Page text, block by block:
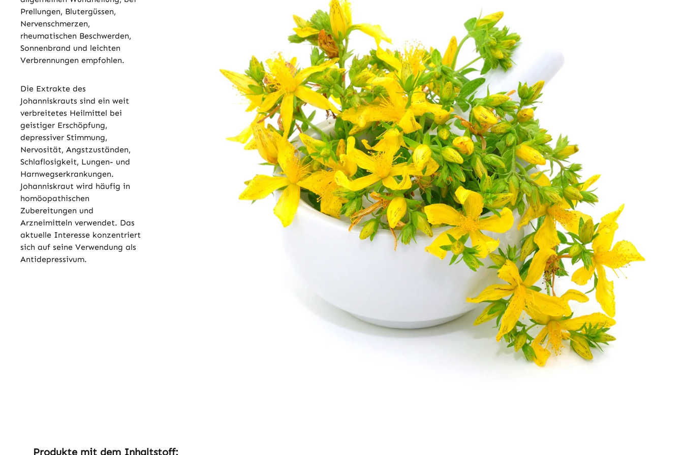
Prellungen, Blutergüssen,
Nervenschmerzen,
rheumatischen Beschwerden,
Sonnenbrand und leichten
Verbrennungen empfohlen.
Die Extrakte des
Johanniskrauts sind ein weit
verbreitetes Heilmittel bei
geistiger Erschöpfung,
depressiver Stimmung,
Nervosität, Angstzuständen,
Schlaflosigkeit, Lungen- und
Harnwegserkrankungen.
Johanniskraut wird häufig in
homöopathischen
Zubereitungen und
Arzneimitteln verwendet. Das
aktuelle Interesse konzentriert
sich auf seine Verwendung als
Antidepressivum.
Produktgalerie überspringen
Produkte mit dem Inhaltstoff: